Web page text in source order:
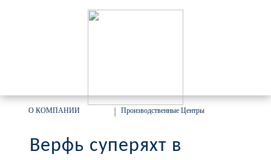
О КОМПАНИИ |Производственные Центры
Верфь суперяхт в